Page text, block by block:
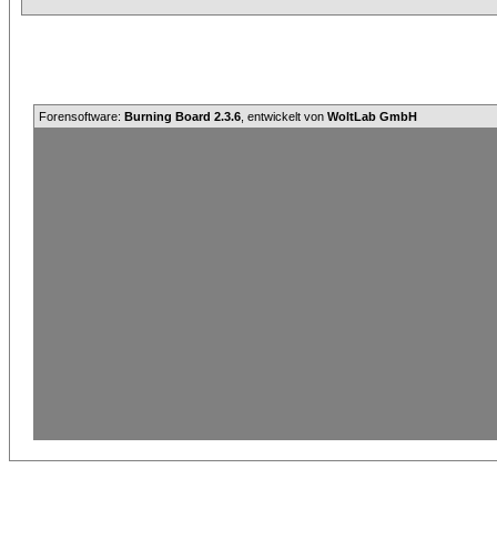
Forensoftware: Burning Board 2.3.6 , entwickelt von WoltLab GmbH